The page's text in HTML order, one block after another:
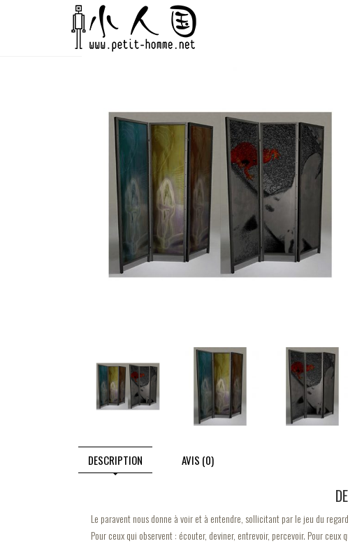
DESCRIPTION AVIS (0)
Le paravent nous donne à voir et à entendre, sollicitant par le jeu du
Pour ceux qui observent : écouter, deviner, entrevoir, percevoir. Pour